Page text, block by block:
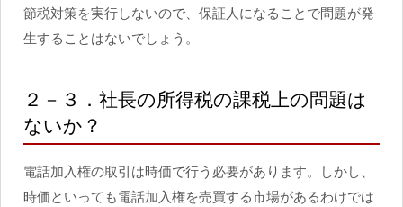
節税対策を実行しないので、保証人になることで問題が発
生することはないでしょう。
２－３．社長の所得税の課税上の問題は
ないか？
電話加入権の取引は時価で行う必要があります。しかし、
時価といっても電話加入権を売買する市場があるわけでは